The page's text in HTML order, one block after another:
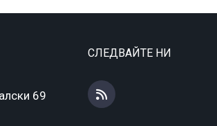
69
СЛЕДВАЙТЕ НИ